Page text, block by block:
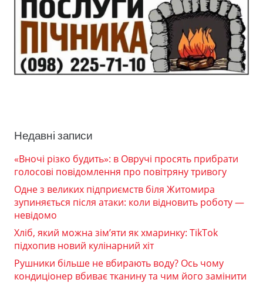
Недавні записи
«Вночі різко будить»: в Овручі просять прибрати
голосові повідомлення про повітряну тривогу
Одне з великих підприємств біля Житомира
зупиняється після атаки: коли відновить роботу —
невідомо
Хліб, який можна зім’яти як хмаринку: TikTok
підхопив новий кулінарний хіт
Рушники більше не вбирають воду? Ось чому
кондиціонер вбиває тканину та чим його замінити